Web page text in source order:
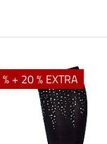
+ 20 % EXTRA